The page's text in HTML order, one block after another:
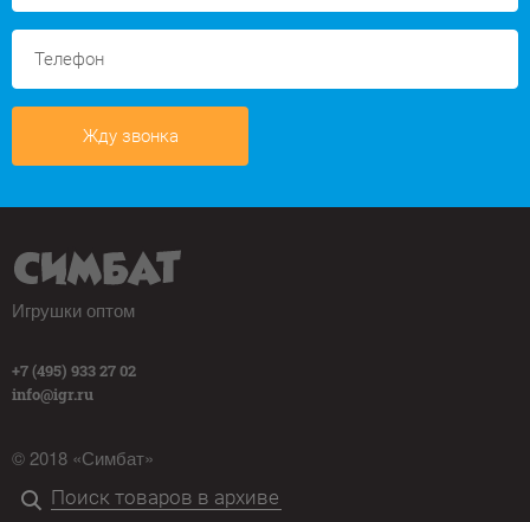
Жду звонка
Игрушки оптом
+7 (495) 933 27 02
info@igr.ru
© 2018 «Симбат»